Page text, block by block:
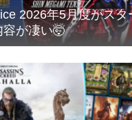
2026年5月度がスタ
が凄い🤯